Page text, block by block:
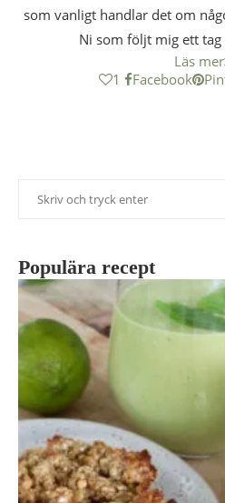
som vanligt handlar det om
Ni som följt mig ett
Läs mer
1
Facebook
Populära recept